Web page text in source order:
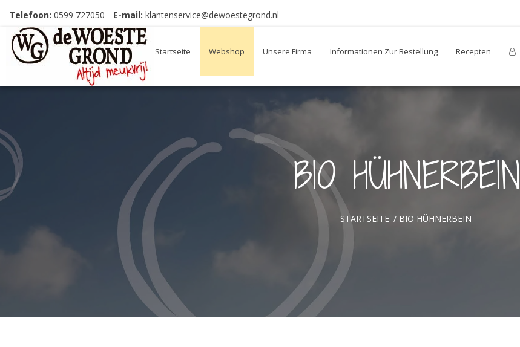
Telefoon: 0599 727050 E-mail: klantenservice@dewoestegrond.nl
Startseite Webshop Unsere Firma Informationen Zur Bestellung Recepten
BIO HÜHNERBEIN
STARTSEITE / BIO HÜHNERBEIN